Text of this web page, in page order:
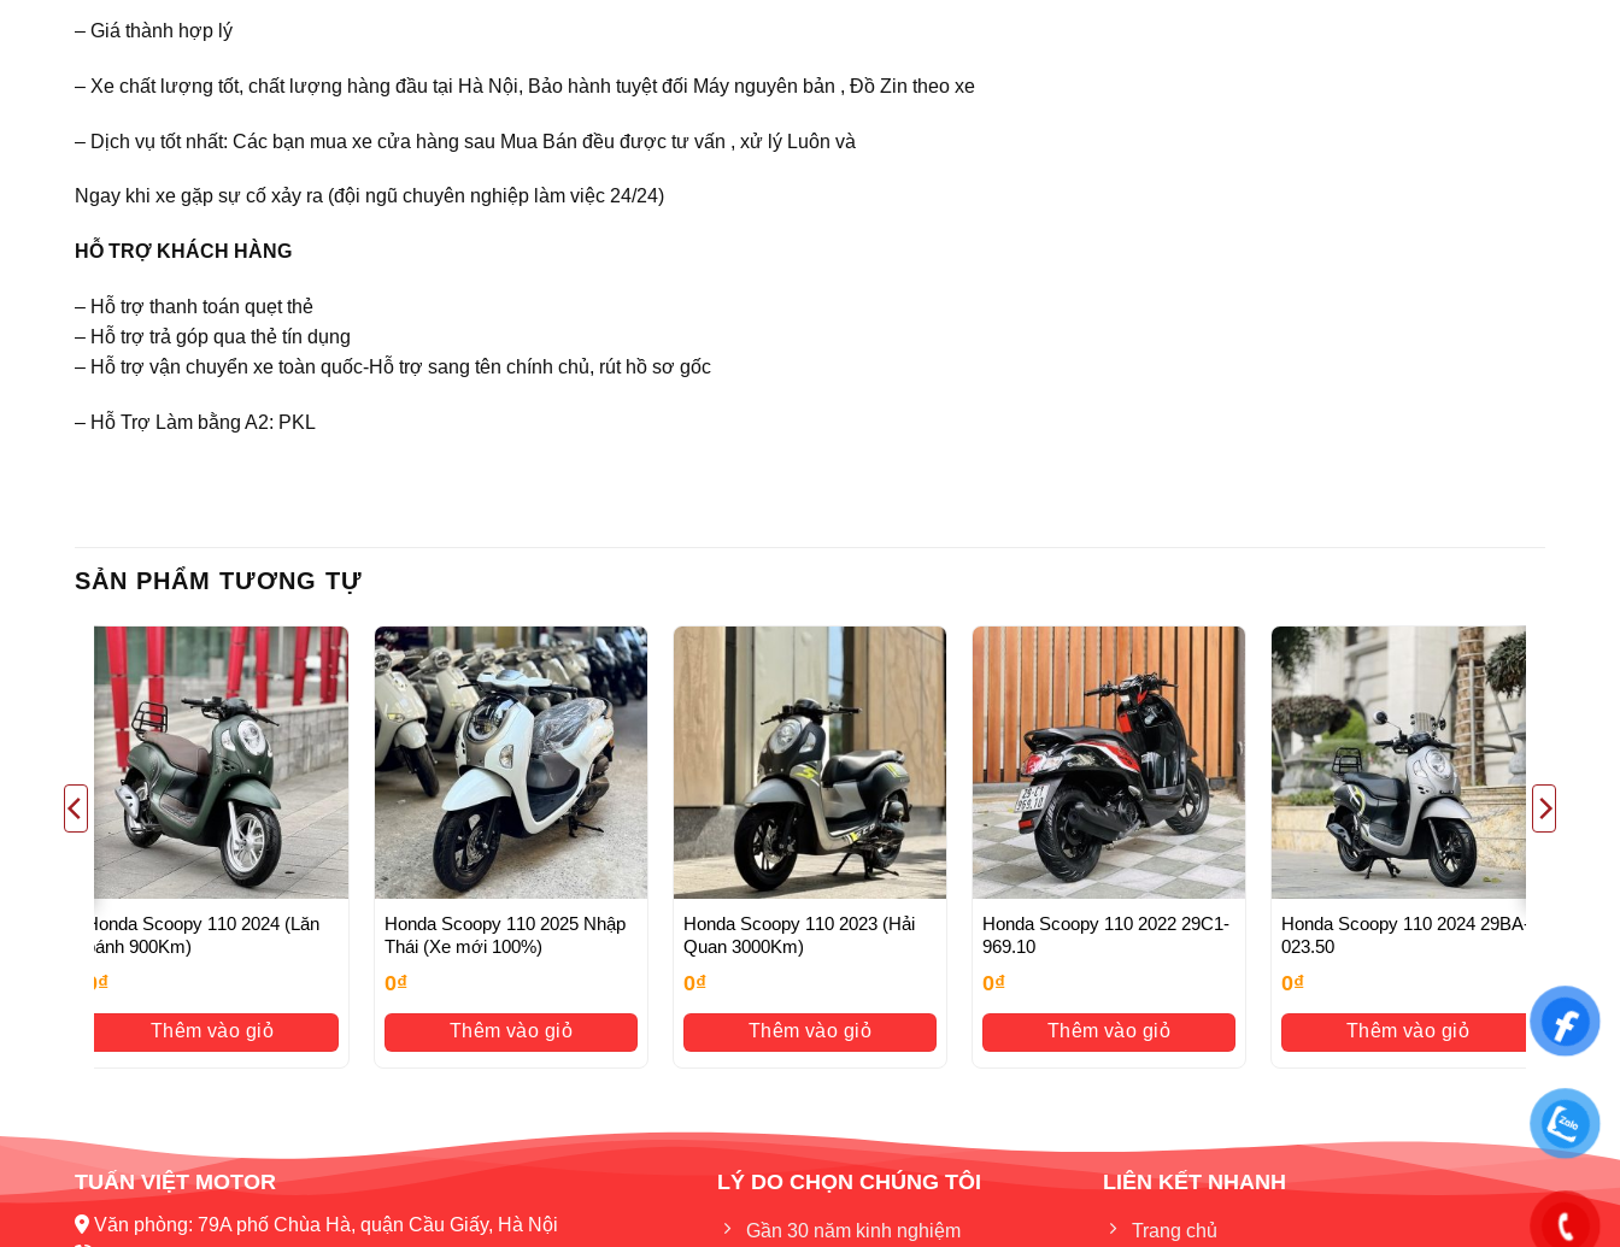
– Giá thành hợp lý
– Xe chất lượng tốt, chất lượng hàng đầu tại Hà Nội, Bảo hành tuyệt đối Máy nguyên bản , Đồ Zin theo xe
– Dịch vụ tốt nhất: Các bạn mua xe cửa hàng sau Mua Bán đều được tư vấn , xử lý Luôn và
Ngay khi xe gặp sự cố xảy ra (đội ngũ chuyên nghiệp làm việc 24/24)
HỖ TRỢ KHÁCH HÀNG
– Hỗ trợ thanh toán quẹt thẻ
– Hỗ trợ trả góp qua thẻ tín dụng
– Hỗ trợ vận chuyển xe toàn quốc-Hỗ trợ sang tên chính chủ, rút hồ sơ gốc
– Hỗ Trợ Làm bằng A2: PKL
SẢN PHẨM TƯƠNG TỰ
Honda Scoopy 110 2024 (Lăn
bánh 900Km)
0₫
Thêm vào giỏ
Honda Scoopy 110 2025 Nhập
Thái (Xe mới 100%)
0₫
Thêm vào giỏ
Honda Scoopy 110 2023 (Hải
Quan 3000Km)
0₫
Thêm vào giỏ
Honda Scoopy 110 2022 29C1-
969.10
0₫
Thêm vào giỏ
Honda Scoopy 110 2024 29BA-
023.50
0₫
Thêm vào giỏ
TUẤN VIỆT MOTOR
Văn phòng: 79A phố Chùa Hà, quận Cầu Giấy, Hà Nội
LÝ DO CHỌN CHÚNG TÔI
Gần 30 năm kinh nghiệm
LIÊN KẾT NHANH
Trang chủ